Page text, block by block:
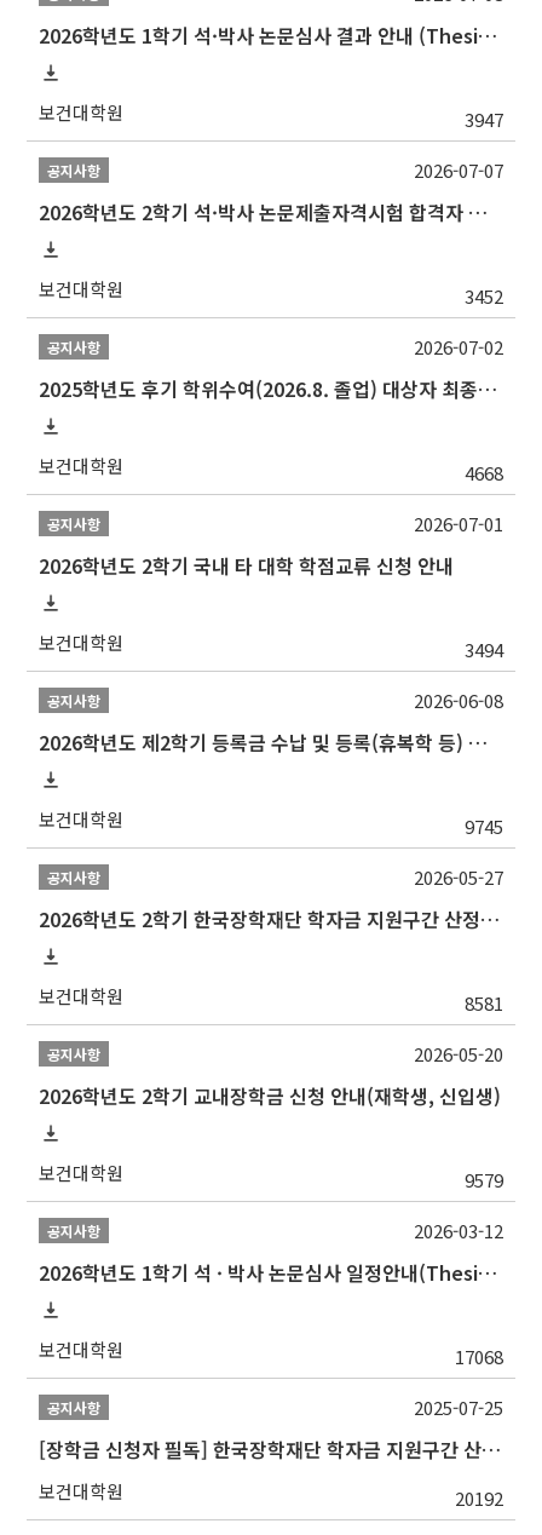
2026학년도 1학기 석·박사 논문심사 결과 안내 (Thesis Defense Result)
보건대학원 3947
공지사항
2026학년도 2학기 석·박사 논문제출자격시험 합격자 공고(TSQ Exam Result)
보건대학원 3452
2026-07-07
공지사항
2025학년도 후기 학위수여(2026.8. 졸업) 대상자 최종인준 논문 제출 안내
보건대학원 4668
2026-07-02
공지사항
2026학년도 2학기 국내 타 대학 학점교류 신청 안내
보건대학원 3494
2026-07-01
공지사항
2026학년도 제2학기 등록금 수납 및 등록(휴복학 등) 일정 안내
보건대학원 9745
2026-06-08
공지사항
2026학년도 2학기 한국장학재단 학자금 지원구간 산정 신청 안내
보건대학원 8581
2026-05-27
공지사항
2026학년도 2학기 교내장학금 신청 안내(재학생, 신입생)
보건대학원 9579
2026-05-20
공지사항
2026학년도 1학기 석 · 박사 논문심사 일정안내(Thesis Defense Schedules)
보건대학원 17068
2026-03-12
공지사항
[장학금 신청자 필독] 한국장학재단 학자금 지원구간 산정 권고
보건대학원 20192
2025-07-25